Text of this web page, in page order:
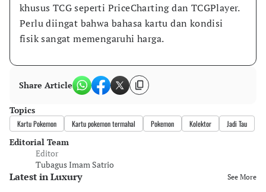
khusus TCG seperti PriceCharting dan TCGPlayer.
Perlu diingat bahwa bahasa kartu dan kondisi
fisik sangat memengaruhi harga.
Share Article
Topics
Kartu Pokemon Kartu pokemon termahal Pokemon Kolektor Jadi Tau
Editorial Team
Editor
Tubagus Imam Satrio
Latest in Luxury See More